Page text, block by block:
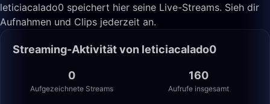
leticiacalado0 speichert hier seine Live-Streams. Sieh dir
Aufnahmen und Clips jederzeit an.
Streaming-Aktivität von leticiacalado0
0
Aufgezeichnete Streams
160
Aufrufe insgesamt